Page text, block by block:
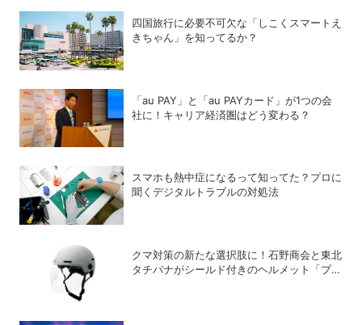
四国旅行に必要不可欠な「しこくスマートえ
きちゃん」を知ってるか？
「au PAY」と「au PAYカード」が1つの会
社に！キャリア経済圏はどう変わる？
スマホも熱中症になるって知ってた？プロに
聞くデジタルトラブルの対処法
クマ対策の新たな選択肢に！石野商会と東北
タチバナがシールド付きのヘルメット「プロ